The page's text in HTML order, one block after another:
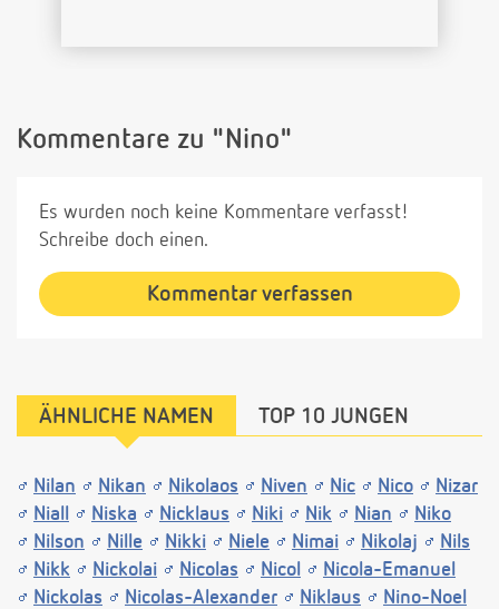
Kommentare zu "Nino"
Es wurden noch keine Kommentare verfasst!
Schreibe doch einen.
Kommentar verfassen
ÄHNLICHE NAMEN TOP 10 JUNGEN
Nilan Nikan Nikolaos Niven Nic Nico
Nizar
Niall
Niska Nicklaus Niki Nik Nian
Niko
Nilson
Nille Nikki Niele Nimai Nikolaj
Nils
Nikk
Nickolai Nicolas Nicol
Nicola-Emanuel
Nickolas
Nicolas-Alexander Niklaus
Nino-Noel